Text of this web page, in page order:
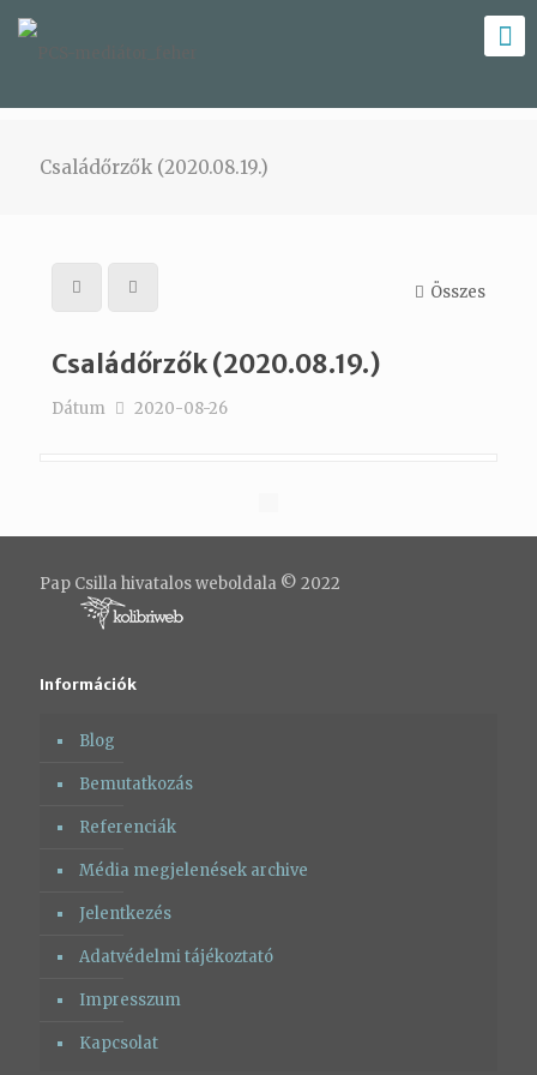
Családőrzők (2020.08.19.)
Összes
Családőrzők (2020.08.19.)
Dátum 2020-08-26
Pap Csilla hivatalos weboldala © 2022
Információk
Blog
Bemutatkozás
Referenciák
Média megjelenések archive
Jelentkezés
Adatvédelmi tájékoztató
Impresszum
Kapcsolat